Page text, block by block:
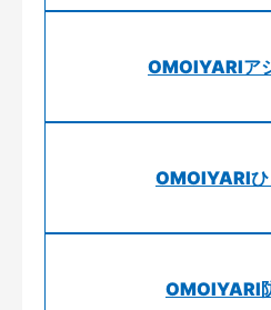
OMOIYARIア
OMOIYARI
OMOIYARI